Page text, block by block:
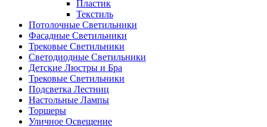
Пластик
Текстиль
Потолочные Светильники
Фасадные Светильники
Трековые Светильники
Светодиодные Светильники
Детские Люстры и Бра
Трековые Светильники
Подсветка Лестниц
Настольные Лампы
Торшеры
Уличное Освещение